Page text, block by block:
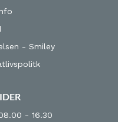
- Smiley
- 16.30